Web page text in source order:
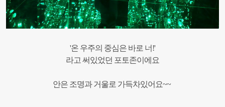
'온 우주의 중심은 바로 너!'
라고 써있었던 포토존이에요
안은 조명과 거울로 가득차있어요~~